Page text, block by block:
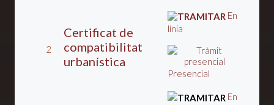
2
Certificat de
compatibilitat
urbanística
En
línia
Presencial
En